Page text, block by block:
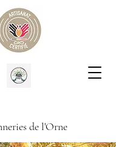
de l'Orne